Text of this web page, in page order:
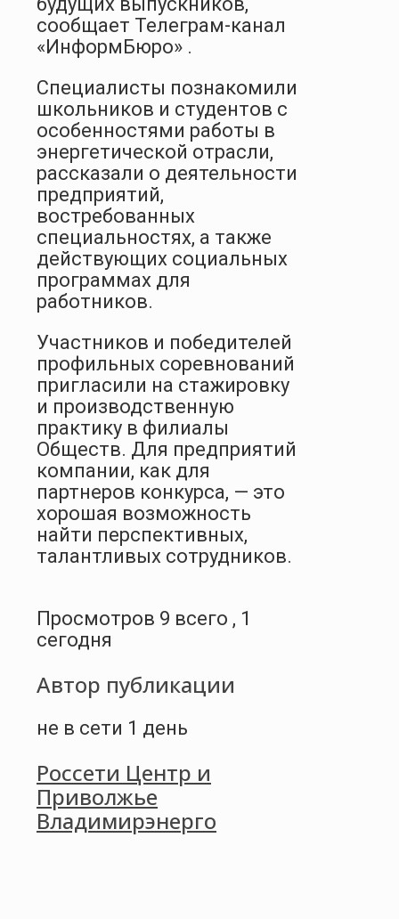
сообщает Телеграм-канал
«ИнформБюро» .
Специалисты познакомили
школьников и студентов с
особенностями работы в
энергетической отрасли,
рассказали о деятельности
предприятий,
востребованных
специальностях, а также
действующих социальных
программах для
работников.
Участников и победителей
профильных соревнований
пригласили на стажировку
и производственную
практику в филиалы
Обществ. Для предприятий
компании, как для
партнеров конкурса, — это
хорошая возможность
найти перспективных,
талантливых сотрудников.
Просмотров 9 всего , 1
сегодня
Автор публикации
не в сети 1 день
Россети Центр и
Приволжье
Владимирэнерго